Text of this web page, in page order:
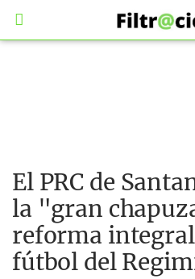
El PRC de
la "gran
reforma
fútbol del